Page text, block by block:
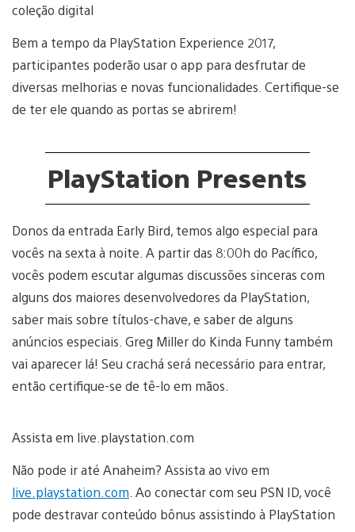
coleção digital
Bem a tempo da PlayStation Experience 2017,
participantes poderão usar o app para desfrutar de
diversas melhorias e novas funcionalidades. Certifique-se
de ter ele quando as portas se abrirem!
PlayStation Presents
Donos da entrada Early Bird, temos algo especial para
vocês na sexta à noite. A partir das 8:00h do Pacífico,
vocês podem escutar algumas discussões sinceras com
alguns dos maiores desenvolvedores da PlayStation,
saber mais sobre títulos-chave, e saber de alguns
anúncios especiais. Greg Miller do Kinda Funny também
vai aparecer lá! Seu crachá será necessário para entrar,
então certifique-se de tê-lo em mãos.
Assista em live.playstation.com
Não pode ir até Anaheim? Assista ao vivo em
live.playstation.com . Ao conectar com seu PSN ID, você
pode destravar conteúdo bônus assistindo à PlayStation